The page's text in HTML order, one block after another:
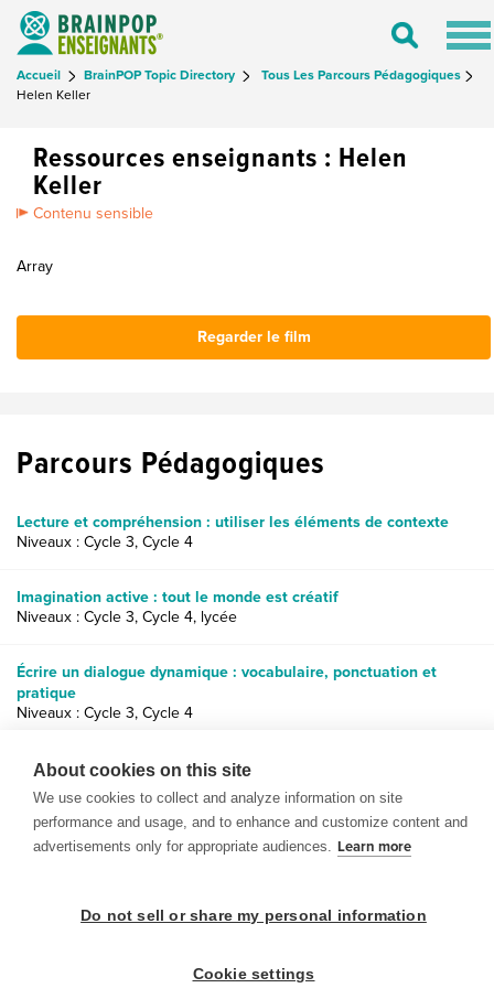
Toggle
Accueil BrainPOP Topic Directory
Tous Les Parcours Pédagogiques
Helen Keller
Ressources enseignants : Helen
Keller
Contenu sensible
Array
Regarder le film
Parcours Pédagogiques
Lecture et compréhension : utiliser les éléments de contexte
Niveaux : Cycle 3, Cycle 4
Imagination active : tout le monde est créatif
Niveaux : Cycle 3, Cycle 4, lycée
Écrire un dialogue dynamique : vocabulaire, ponctuation et
pratique
Niveaux : Cycle 3, Cycle 4
Images poétiques : écrire un poème sur les cinq sens
Niveaux : Cycle 4, lycée
About cookies on this site
We use cookies to collect and analyze information on site
performance and usage, and to enhance and customize content and
advertisements only for appropriate audiences. Learn more
Do not sell or share my personal information
Cookie settings